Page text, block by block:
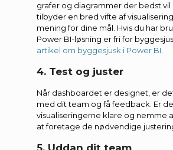
grafer og diagrammer der bedst
tilbyder en bred vifte af
mening for dine mål. Hvis du har
Power BI-løsning er fri for
artikel om byggesjusk i Power BI
4. Test og juster
Når dashboardet er designet, er
med dit team og få feedback. Er
visualiseringerne klare og nemme
at foretage de nødvendige
5. Uddan dit team